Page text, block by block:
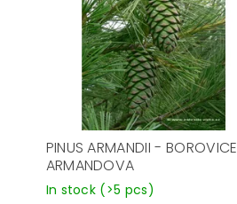
PINUS ARMANDII - BOROVICE
ARMANDOVA
In stock (>5 pcs)